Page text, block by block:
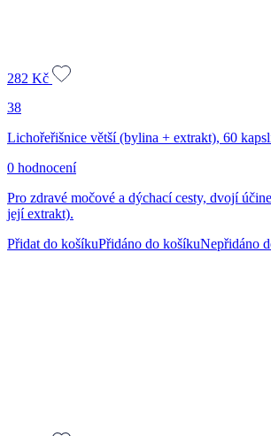
282 Kč
38
Lichořeřišnice větší (bylina + extrakt), 60
0 hodnocení
Pro zdravé močové a dýchací cesty, dvojí
její extrakt).
Přidat do košíkuPřidáno do košíkuNepřidáno